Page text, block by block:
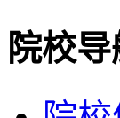
院校